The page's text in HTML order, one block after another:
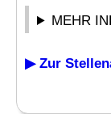
MEHR
▶ Zur